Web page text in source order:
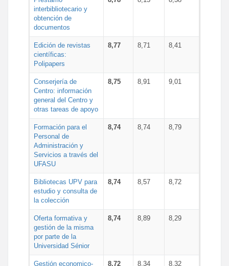
interbibliotecario y
obtención de
documentos
Edición de revistas
científicas:
Polipapers
8,77 8,71 8,41
Conserjería de
Centro: información
general del Centro y
otras tareas de apoyo
8,75 8,91 9,01
Formación para el
Personal de
Administración y
Servicios a través del
UFASU
8,74 8,74 8,79
Bibliotecas UPV para
estudio y consulta de
la colección
8,74 8,57 8,72
Oferta formativa y
gestión de la misma
por parte de la
Universidad Sénior
8,74 8,89 8,29
Gestión economico- 8,72 8,34 8,32